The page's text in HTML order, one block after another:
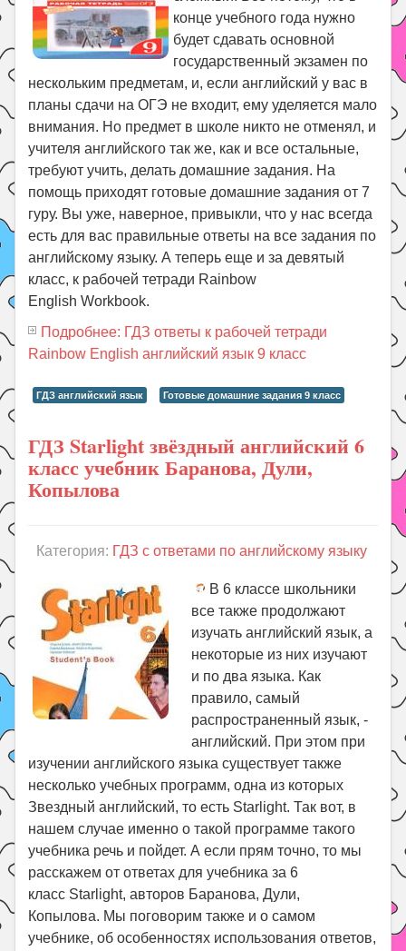
конце учебного года нужно
будет сдавать основной
государственный экзамен по
нескольким предметам, и, если английский у вас в
планы сдачи на ОГЭ не входит, ему уделяется мало
внимания. Но предмет в школе никто не отменял, и
учителя английского так же, как и все остальные,
требуют учить, делать домашние задания. На
помощь приходят готовые домашние задания от 7
гуру. Вы уже, наверное, привыкли, что у нас всегда
есть для вас правильные ответы на все задания по
английскому языку. А теперь еще и за девятый
класс, к рабочей тетради Rainbow
English Workbook.
Подробнее: ГДЗ ответы к рабочей тетради
Rainbow English английский язык 9 класс
ГДЗ английский язык Готовые домашние задания 9 класс
ГДЗ Starlight звёздный английский 6
класс учебник Баранова, Дули,
Копылова
Категория: ГДЗ с ответами по английскому языку
В 6 классе школьники
все также продолжают
изучать английский язык, а
некоторые из них изучают
и по два языка. Как
правило, самый
распространенный язык, -
английский. При этом при
изучении английского языка существует также
несколько учебных программ, одна из которых
Звездный английский, то есть Starlight. Так вот, в
нашем случае именно о такой программе такого
учебника речь и пойдет. А если прям точно, то мы
расскажем от ответах для учебника за 6
класс Starlight, авторов Баранова, Дули,
Копылова. Мы поговорим также и о самом
учебнике, об особенностях использования ответов,